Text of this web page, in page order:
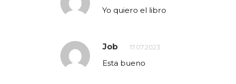
Yo quiero el libro
Job 17.07.2023
Esta bueno